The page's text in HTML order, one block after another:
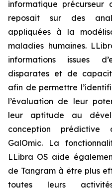
informatique précurseur
reposait sur des
appliquées à la
maladies humaines.
informations issues
disparates et de
afin de permettre
l’évaluation de leur
leur aptitude au
conception prédictive
GalOmic. La
LLibra OS aide
de Tangram à être plus
toutes leurs